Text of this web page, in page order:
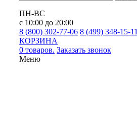
ПН-ВС
с 10:00 до 20:00
8 (800) 302-77-06 8 (499) 348-15-11
КОРЗИНА
0 товаров. Заказать звонок
Меню